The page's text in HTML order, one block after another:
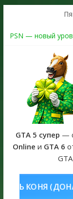
PSN — новый
The Kortz Center
Регистрация в
как
Получайте
Fine Art Collector
GTA 6
Auto VI
GTA 5 супер —
Online и GTA 6
КУПИТЬ GTA 5